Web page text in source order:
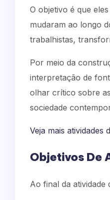
O objetivo é que
mudaram ao longo
trabalhistas,
Por meio da
interpretação de
olhar crítico sobre
sociedade
Veja mais atividades
Objetivos De
Ao final da atividade